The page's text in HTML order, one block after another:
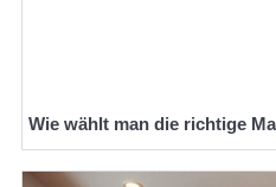
Wie wählt man die richtige